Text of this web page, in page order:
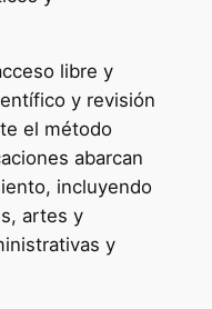
libre y
y revisión
el método
abarcan
incluyendo
artes y
y